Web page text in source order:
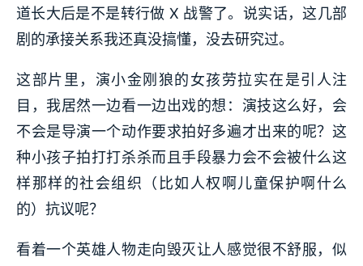
道长大后是不是转行做 X 战警了。说实话，这几部
剧的承接关系我还真没搞懂，没去研究过。
这部片里，演小金刚狼的女孩劳拉实在是引人注
目，我居然一边看一边出戏的想：演技这么好，会
不会是导演一个动作要求拍好多遍才出来的呢？这
种小孩子拍打打杀杀而且手段暴力会不会被什么这
样那样的社会组织（比如人权啊儿童保护啊什么
的）抗议呢？
看着一个英雄人物走向毁灭让人感觉很不舒服，似